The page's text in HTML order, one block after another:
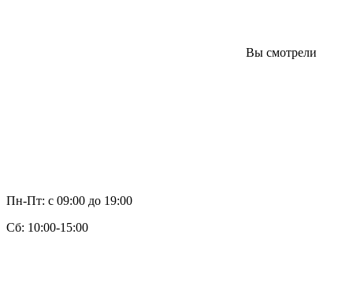
Вы смотрели
Пн-Пт: с 09:00 до 19:00
Cб: 10:00-15:00